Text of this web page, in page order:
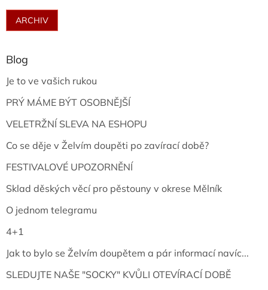
ARCHIV
Blog
Je to ve vašich rukou
PRÝ MÁME BÝT OSOBNĚJŠÍ
VELETRŽNÍ SLEVA NA ESHOPU
Co se děje v Želvím doupěti po zavírací době?
FESTIVALOVÉ UPOZORNĚNÍ
Sklad děských věcí pro pěstouny v okrese Mělník
O jednom telegramu
4+1
Jak to bylo se Želvím doupětem a pár informací navíc...
SLEDUJTE NAŠE "SOCKY" KVŮLI OTEVÍRACÍ DOBĚ